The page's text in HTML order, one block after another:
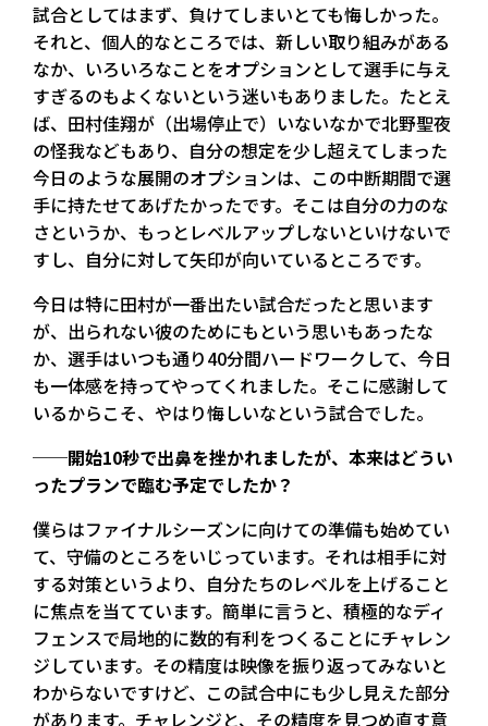
試合としてはまず、負けてしまいとても悔しかった。
それと、個人的なところでは、新しい取り組みがある
なか、いろいろなことをオプションとして選手に与え
すぎるのもよくないという迷いもありました。たとえ
ば、田村佳翔が（出場停止で）いないなかで北野聖夜
の怪我などもあり、自分の想定を少し超えてしまった
今日のような展開のオプションは、この中断期間で選
手に持たせてあげたかったです。そこは自分の力のな
さというか、もっとレベルアップしないといけないで
すし、自分に対して矢印が向いているところです。
今日は特に田村が一番出たい試合だったと思います
が、出られない彼のためにもという思いもあったな
か、選手はいつも通り40分間ハードワークして、今日
も一体感を持ってやってくれました。そこに感謝して
いるからこそ、やはり悔しいなという試合でした。
──開始10秒で出鼻を挫かれましたが、本来はどうい
ったプランで臨む予定でしたか？
僕らはファイナルシーズンに向けての準備も始めてい
て、守備のところをいじっています。それは相手に対
する対策というより、自分たちのレベルを上げること
に焦点を当てています。簡単に言うと、積極的なディ
フェンスで局地的に数的有利をつくることにチャレン
ジしています。その精度は映像を振り返ってみないと
わからないですけど、この試合中にも少し見えた部分
があります。チャレンジと、その精度を見つめ直す意